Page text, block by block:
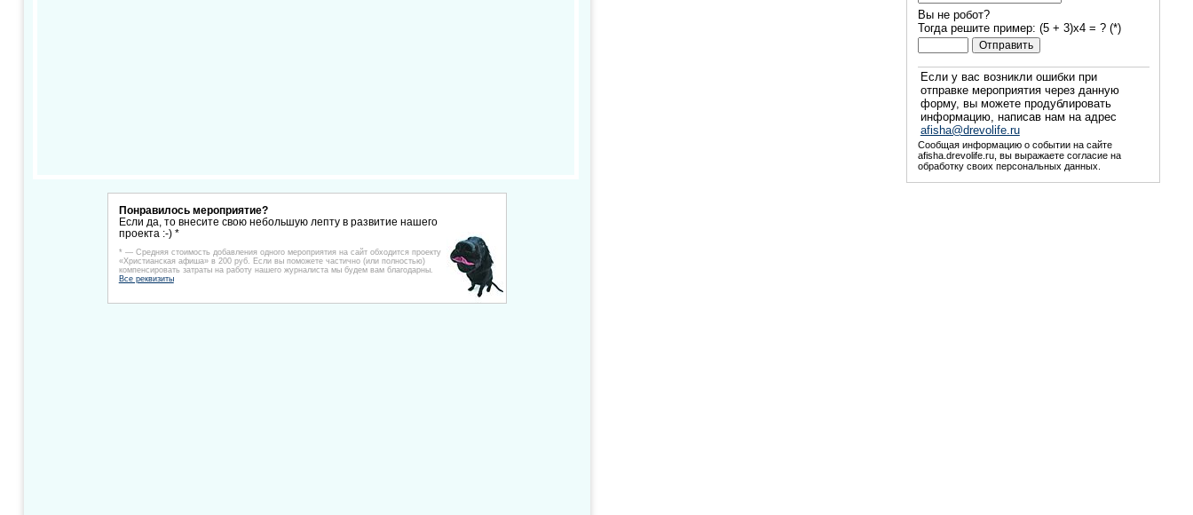
Понравилось мероприятие?
Если да, то внесите свою небольшую лепту в развитие нашего
проекта :-) *
* — Средняя стоимость добавления одного мероприятия на сайт обходится проекту
«Христианская афиша» в 200 руб. Если вы поможете частично (или полностью)
компенсировать затраты на работу нашего журналиста мы будем вам благодарны.
Все реквизиты
Вы не робот?
Тогда решите пример: (5 + 3)х4 = ? (*)
Если у вас возникли ошибки при
отправке мероприятия через данную
форму, вы можете продублировать
информацию, написав нам на адрес
afisha@drevolife.ru
Сообщая информацию о событии на сайте
afisha.drevolife.ru, вы выражаете согласие на
обработку своих персональных данных.